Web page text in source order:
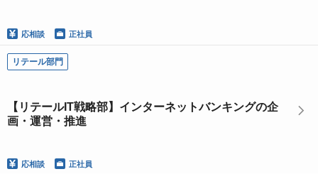
応相談 正社員
リテール部門
【リテールIT戦略部】インターネットバンキングの企
画・運営・推進
応相談 正社員